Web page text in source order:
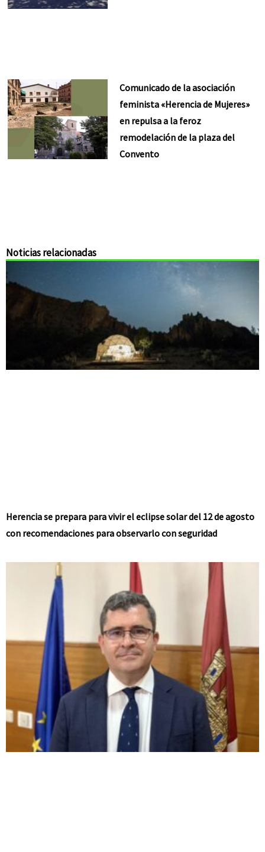
Comunicado de la asociación
feminista «Herencia de Mujeres»
en repulsa a la feroz
remodelación de la plaza del
Convento
Noticias relacionadas
Herencia se prepara para vivir el eclipse solar del 12 de agosto
con recomendaciones para observarlo con seguridad